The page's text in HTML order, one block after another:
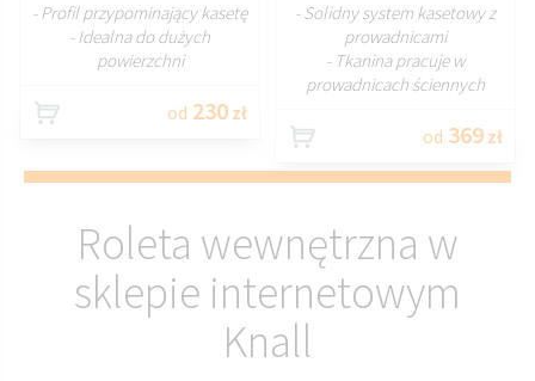
- Profil przypominający kasetę
- Idealna do dużych
powierzchni
od 230 zł
- Solidny system kasetowy z
prowadnicami
- Tkanina pracuje w
prowadnicach ściennych
od 369 zł
Roleta wewnętrzna w
sklepie internetowym
Knall